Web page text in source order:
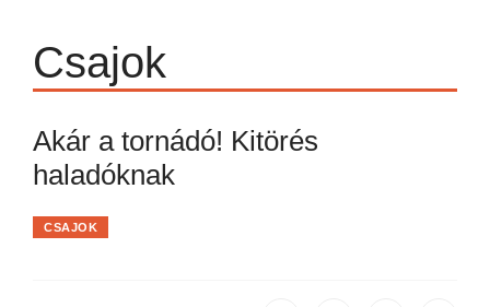
Csajok
Akár a tornádó! Kitörés
haladóknak
CSAJOK